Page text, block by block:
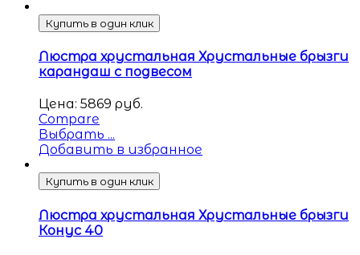
Купить в один клик
Люстра хрустальная Хрустальные брызги
карандаш с подвесом
Цена: 5869 руб.
Compare
Выбрать ...
Добавить в избранное
Купить в один клик
Люстра хрустальная Хрустальные брызги
Конус 40